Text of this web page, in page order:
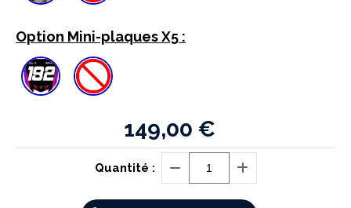
Option Mini-plaques X5 :
149,00 €
Quantité :